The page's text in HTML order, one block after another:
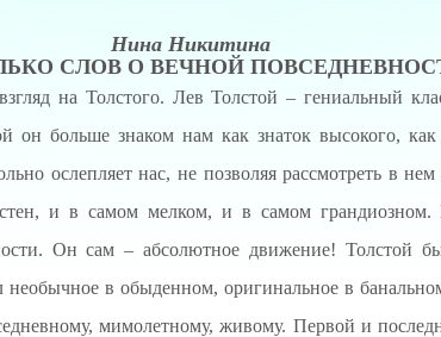
Нина Никитина
СЛОВ О ВЕЧНОЙ
на Толстого. Лев Толстой – гениальный
он больше знаком нам как знаток высокого,
ослепляет нас, не позволяя рассмотреть в
и в самом мелком, и в самом грандиозном.
Он сам – абсолютное движение! Толстой
в обыденном, оригинальное в
мимолетному, живому. Первой и